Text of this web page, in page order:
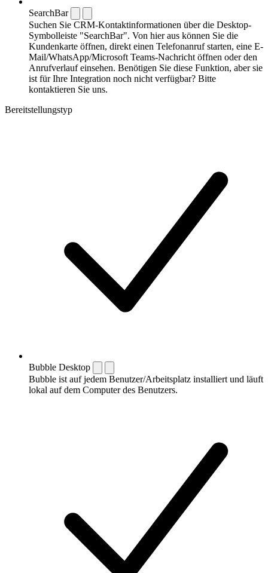
SearchBar
Suchen Sie CRM-Kontaktinformationen über die Desktop-
Symbolleiste "SearchBar". Von hier aus können Sie die
Kundenkarte öffnen, direkt einen Telefonanruf starten, eine E-
Mail/WhatsApp/Microsoft Teams-Nachricht öffnen oder den
Anrufverlauf einsehen. Benötigen Sie diese Funktion, aber sie
ist für Ihre Integration noch nicht verfügbar? Bitte
kontaktieren Sie uns.
Bereitstellungstyp
Bubble Desktop
Bubble ist auf jedem Benutzer/Arbeitsplatz installiert und läuft
lokal auf dem Computer des Benutzers.